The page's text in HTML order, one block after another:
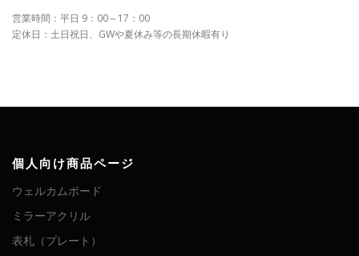
営業時間：平日 9：00～17：00
定休日：土日祝日、GWや夏休み等の長期休暇有り
個人向け商品ページ
ウェルカムボード
ミラーアクリル
表札（プレート）